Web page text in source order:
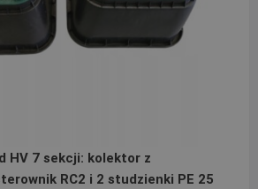
HV 7 sekcji: kolektor z
RC2 i 2 studzienki PE 25